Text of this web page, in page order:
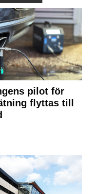
pilot för
flyttas till